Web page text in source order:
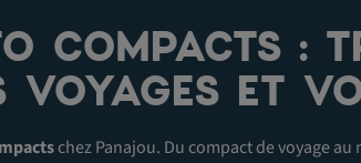
COMPACTS :
ET
chez Panajou. Du compact de voyage